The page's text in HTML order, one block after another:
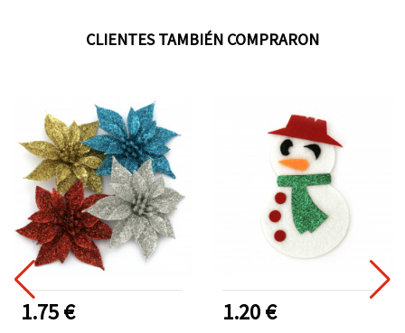
CLIENTES TAMBIÉN COMPRARON
1.75 € 1.20 €